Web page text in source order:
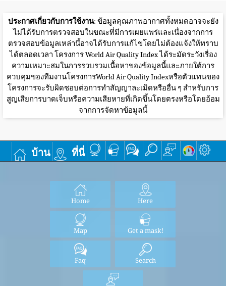
ประกาศเกี่ยวกับการใช้งาน: ข้อมูลคุณภาพอากาศทั้งหมดอาจจะยัง
ไม่ได้รับการตรวจสอบในขณะที่มีการเผยแพร่และเนื่องจากการ
ตรวจสอบข้อมูลเหล่านี้อาจได้รับการแก้ไขโดยไม่ต้องแจ้งให้ทราบ
ได้ตลอดเวลา โครงการ World Air Quality Index ได้ระมัดระวังเรื่อง
ความเหมาะสมในการรวบรวมเนื้อหาของข้อมูลนี้และภายใต้การ
ควบคุมของทีมงานโครงการWorld Air Quality Indexหรือตัวแทนของ
โครงการจะรับผิดชอบต่อการทำสัญญาละเมิดหรืออื่น ๆ สำหรับการ
สูญเสียการบาดเจ็บหรือความเสียหายที่เกิดขึ้นโดยตรงหรือโดยอ้อม
จากการจัดหาข้อมูลนี้
บ้าน ที่นี่
Home Here
Map Get a mask!
Faq Search